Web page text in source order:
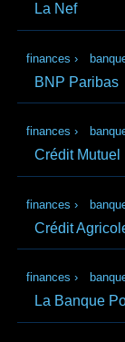
La Nef
finances ›
BNP Paribas
finances ›
Crédit Mutuel
finances ›
Crédit
finances ›
La Banque